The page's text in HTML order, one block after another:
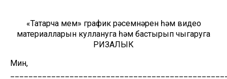
«Татарча мем» график рәсемнәрен һәм видео
материалларын куллануга һәм бастырып чыгаруга
РИЗАЛЫК
Мин,